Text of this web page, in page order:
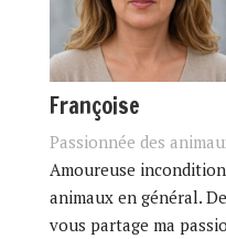
Françoise
Passionnée des
Amoureuse
animaux en général.
vous partage ma